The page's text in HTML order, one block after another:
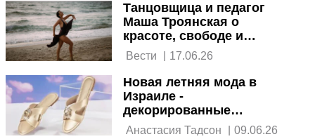
Танцовщица и педагог
Маша Троянская о
красоте, свободе и
принятии себя после 40
лет. Интервью
17.06.26
Новая летняя мода в
Израиле -
декорированные
шлепанцы. Как сделать
| 09.06.26